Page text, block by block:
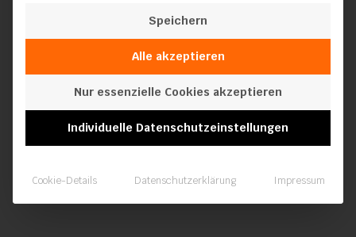
Speichern
Alle akzeptieren
Nur essenzielle Cookies akzeptieren
Individuelle Datenschutzeinstellungen
Cookie-Details Datenschutzerklärung Impressum